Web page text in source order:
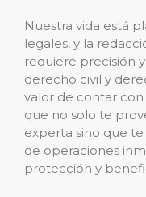
Nuestra vida está
legales, y la
requiere precisión
derecho civil y
valor de contar
que no solo te
experta sino que
de operaciones
protección y